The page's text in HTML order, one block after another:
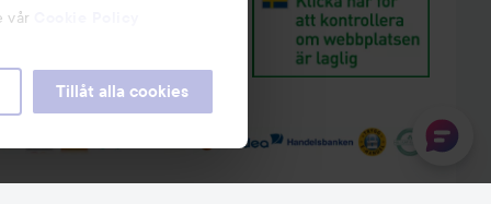
vår
Tillåt alla cookies